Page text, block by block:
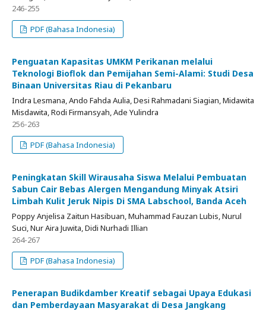
246-255
PDF (Bahasa Indonesia)
Penguatan Kapasitas UMKM Perikanan melalui
Teknologi Bioflok dan Pemijahan Semi-Alami: Studi Desa
Binaan Universitas Riau di Pekanbaru
Indra Lesmana, Ando Fahda Aulia, Desi Rahmadani Siagian, Midawita
Misdawita, Rodi Firmansyah, Ade Yulindra
256-263
PDF (Bahasa Indonesia)
Peningkatan Skill Wirausaha Siswa Melalui Pembuatan
Sabun Cair Bebas Alergen Mengandung Minyak Atsiri
Limbah Kulit Jeruk Nipis Di SMA Labschool, Banda Aceh
Poppy Anjelisa Zaitun Hasibuan, Muhammad Fauzan Lubis, Nurul
Suci, Nur Aira Juwita, Didi Nurhadi Illian
264-267
PDF (Bahasa Indonesia)
Penerapan Budikdamber Kreatif sebagai Upaya Edukasi
dan Pemberdayaan Masyarakat di Desa Jangkang